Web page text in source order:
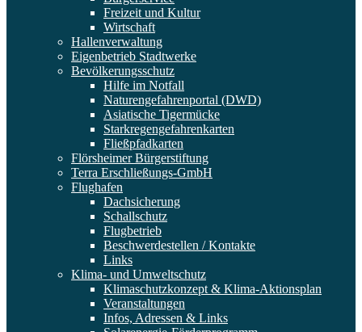
Freizeit und Kultur
Wirtschaft
Hallenverwaltung
Eigenbetrieb Stadtwerke
Bevölkerungsschutz
Hilfe im Notfall
Naturengefahrenportal (DWD)
Asiatische Tigermücke
Starkregengefahrenkarten
Fließpfadkarten
Flörsheimer Bürgerstiftung
Terra Erschließungs-GmbH
Flughafen
Dachsicherung
Schallschutz
Flugbetrieb
Beschwerdestellen / Kontakte
Links
Klima- und Umweltschutz
Klimaschutzkonzept & Klima-Aktionsplan
Veranstaltungen
Infos, Adressen & Links